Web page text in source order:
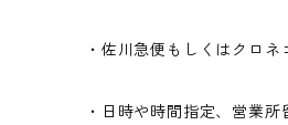
・佐川急便もしくはクロネ
・日時や時間指定、営業